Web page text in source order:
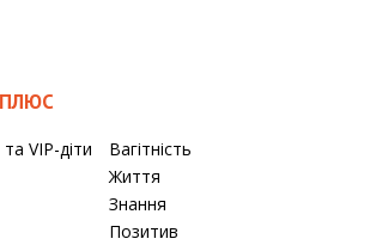
VIP-діти
Вагітність
Життя
Знання
Позитив